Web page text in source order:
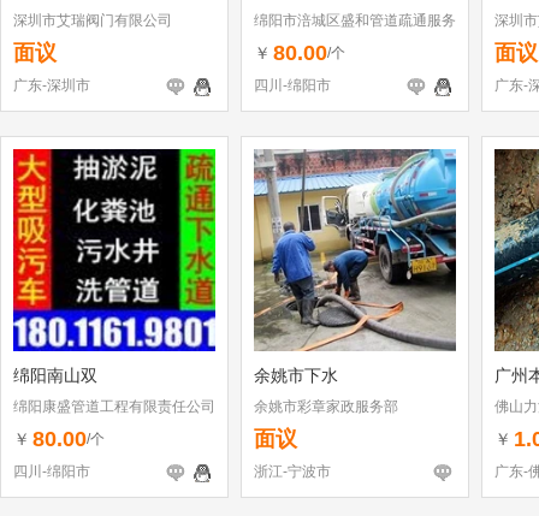
深圳市艾瑞阀门有限公司
面议
广东-深圳市
绵阳市涪城区盛和管道疏通服务
部
￥ 80.00/个
四川-绵阳市
深圳
面议
广东-
绵阳南山双
绵阳康盛管道工程有限责任公司
￥ 80.00/个
四川-绵阳市
余姚市下水
余姚市彩章家政服务部
面议
浙江-宁波市
广州
佛山
￥
广东-